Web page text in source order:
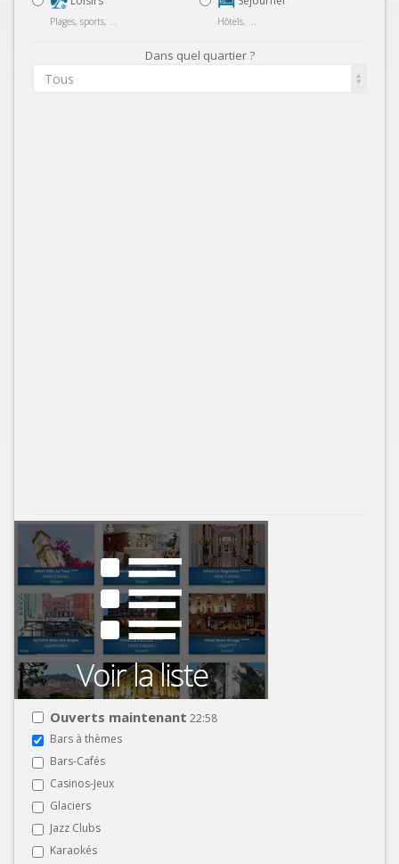
Plages, sports, ... Hôtels, ...
Dans quel quartier ?
Tous
Ouverts maintenant 22:58
Bars à thèmes
Bars-Cafés
Casinos-Jeux
Glaciers
Jazz Clubs
Karaokés